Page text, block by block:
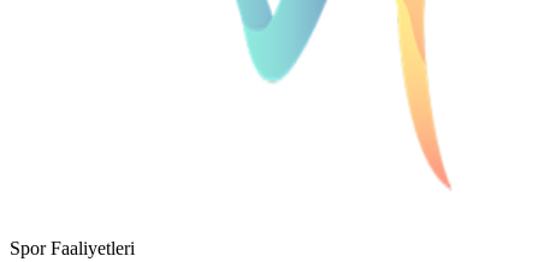
Spor Faaliyetleri